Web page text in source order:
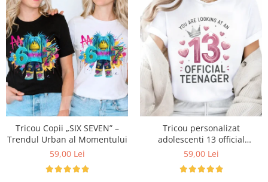
Tricou Copii „SIX SEVEN” –
Trendul Urban al Momentului
59,00 Lei
Tricou personalizat
adolescenti 13 official
Teenager Cadou Inspirat59,00 Lei